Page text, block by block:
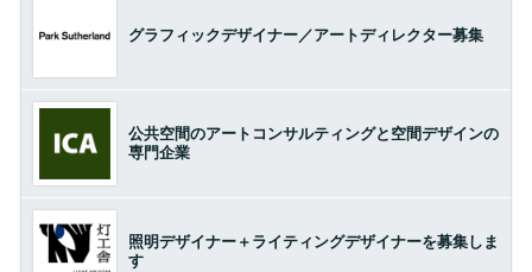
グラフィックデザイナー／アートディレクター募集
公共空間のアートコンサルティングと空間デザインの
専門企業
照明デザイナー＋ライティングデザイナーを募集しま
す